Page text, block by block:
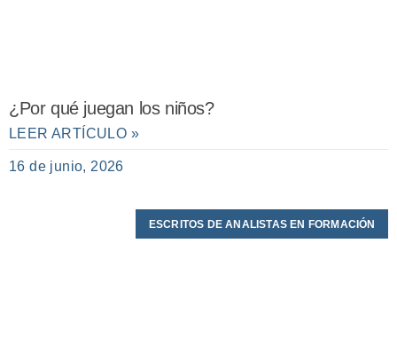
¿Por qué juegan los niños?
LEER ARTÍCULO »
16 de junio, 2026
ESCRITOS DE ANALISTAS EN FORMACIÓN